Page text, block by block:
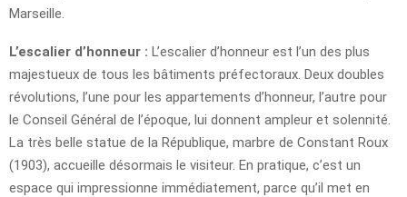
Marseille.
L’escalier d’honneur : L’escalier d’honneur est l’un des plus
majestueux de tous les bâtiments préfectoraux. Deux doubles
révolutions, l’une pour les appartements d’honneur, l’autre pour
le Conseil Général de l’époque, lui donnent ampleur et solennité.
La très belle statue de la République, marbre de Constant Roux
(1903), accueille désormais le visiteur. En pratique, c’est un
espace qui impressionne immédiatement, parce qu’il met en